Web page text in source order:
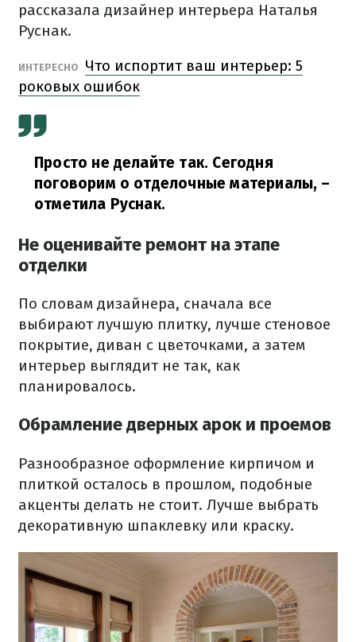
рассказала дизайнер интерьера Наталья
Руснак.
ИНТЕРЕСНО
Что испортит ваш интерьер: 5
роковых ошибок
Просто не делайте так. Сегодня
поговорим о отделочные материалы, –
отметила Руснак.
Не оценивайте ремонт на этапе
отделки
По словам дизайнера, сначала все
выбирают лучшую плитку, лучше стеновое
покрытие, диван с цветочками, а затем
интерьер выглядит не так, как
планировалось.
Обрамление дверных арок и проемов
Разнообразное оформление кирпичом и
плиткой осталось в прошлом, подобные
акценты делать не стоит. Лучше выбрать
декоративную шпаклевку или краску.